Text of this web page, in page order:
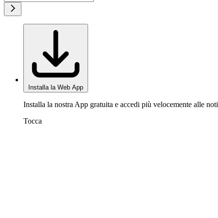
Installa la Web App
Installa la nostra App gratuita e accedi più velocemente alle
Tocca